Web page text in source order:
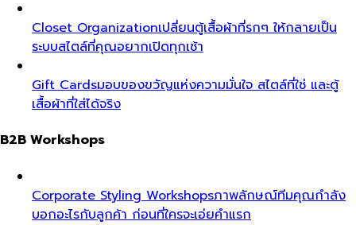
Closet Organizationเปลี่ยนตู้เสื้อผ้าที่รกๆ ให้กลายเป็น
ระบบสไตล์ที่คุณอยากเปิดทุกเช้า
Gift Cardsมอบของขวัญแห่งความมั่นใจ สไตล์ที่ใช่ และตู้
เสื้อผ้าที่ใส่ได้จริง
B2B Workshops
Corporate Styling Workshopsภาพลักษณ์ทีมคุณกำลัง
บอกอะไรกับลูกค้า ก่อนที่ใครจะเอ่ยคำแรก